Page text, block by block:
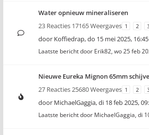
Water opnieuw mineraliseren
23 Reacties 17165 Weergaves 1 2
door Koffiedrap,do 15 mei 2025, 16:45
Laatste bericht door Erik82, wo 25 feb
Nieuwe Eureka Mignon 65mm
27 Reacties 25680 Weergaves 1 2
door MichaelGaggia,di 18 feb 2025,
Laatste bericht door MichaelGaggia, di